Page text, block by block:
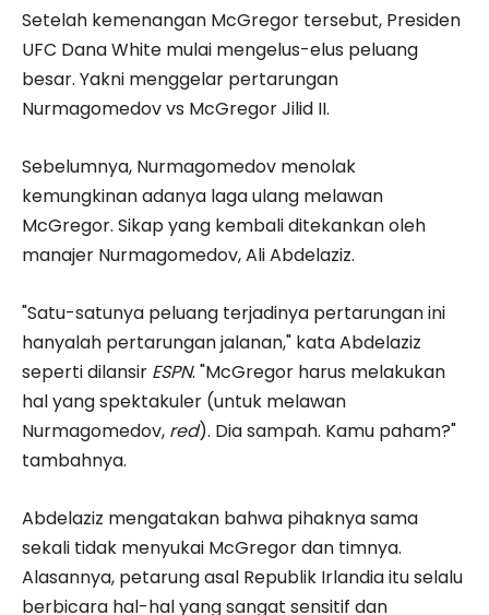
Setelah kemenangan McGregor tersebut, Presiden
UFC Dana White mulai mengelus-elus peluang
besar. Yakni menggelar pertarungan
Nurmagomedov vs McGregor Jilid II.
Sebelumnya, Nurmagomedov menolak
kemungkinan adanya laga ulang melawan
McGregor. Sikap yang kembali ditekankan oleh
manajer Nurmagomedov, Ali Abdelaziz.
"Satu-satunya peluang terjadinya pertarungan ini
hanyalah pertarungan jalanan," kata Abdelaziz
seperti dilansir ESPN. "McGregor harus melakukan
hal yang spektakuler (untuk melawan
Nurmagomedov, red). Dia sampah. Kamu paham?"
tambahnya.
Abdelaziz mengatakan bahwa pihaknya sama
sekali tidak menyukai McGregor dan timnya.
Alasannya, petarung asal Republik Irlandia itu selalu
berbicara hal-hal yang sangat sensitif dan